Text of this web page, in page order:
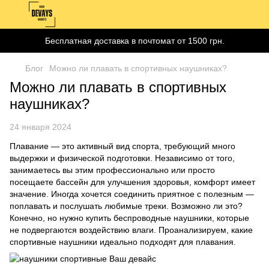
Бесплатная доставка в почтомат от 1500 грн.
Блог Можно ли плавать в спортивных наушниках?
Можно ли плавать в спортивных
наушниках?
24 января 2024
Плавание — это активный вид спорта, требующий много
выдержки и физической подготовки. Независимо от того,
занимаетесь вы этим профессионально или просто
посещаете бассейн для улучшения здоровья, комфорт имеет
значение. Иногда хочется соединить приятное с полезным —
поплавать и послушать любимые треки. Возможно ли это?
Конечно, но нужно купить беспроводные наушники, которые
не подвергаются воздействию влаги. Проанализируем, какие
спортивные наушники идеально подходят для плавания.